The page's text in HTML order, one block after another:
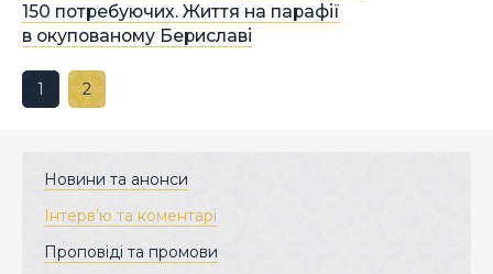
150 потребуючих. Життя на парафії
в окупованому Бериславі
1 2
Новини та анонси
Інтерв’ю та коментарі
Проповіді та промови